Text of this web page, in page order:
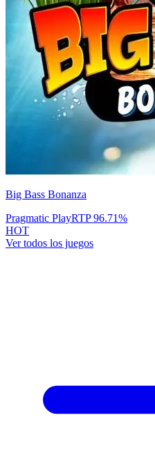
Big Bass Bonanza
Pragmatic PlayRTP96.71%
HOT
Ver todos los juegos